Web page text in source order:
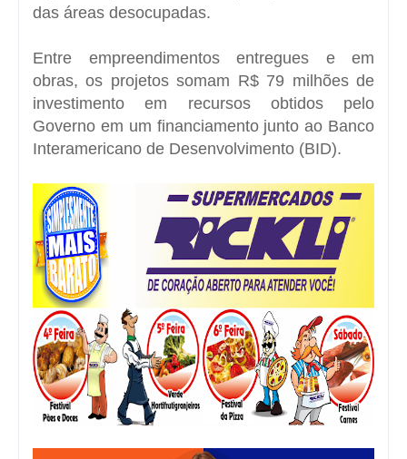
das áreas desocupadas.
Entre empreendimentos entregues e em
obras, os projetos somam R$ 79 milhões de
investimento em recursos obtidos pelo
Governo em um financiamento junto ao Banco
Interamericano de Desenvolvimento (BID).